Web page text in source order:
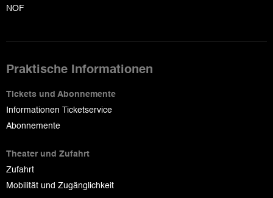
NOF
Praktische Informationen
Tickets und Abonnemente
Informationen Ticketservice
Abonnemente
Theater und Zufahrt
Zufahrt
Mobilität und Zugänglichkeit